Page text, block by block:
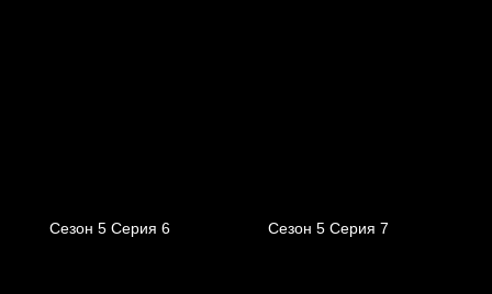
Сезон 5 Серия 6 Сезон 5 Серия 7